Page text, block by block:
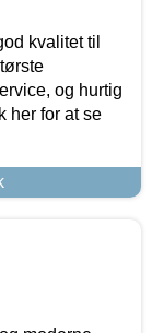
kvalitet til
og hurtig
her for at se